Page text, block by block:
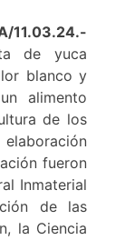
de yuca
blanco y
alimento
de los
fueron
Inmaterial
de las
la Ciencia